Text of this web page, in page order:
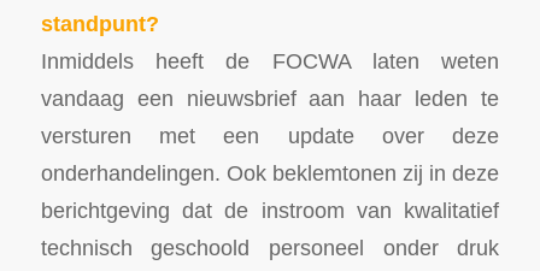
standpunt?
Inmiddels heeft de FOCWA laten weten
vandaag een nieuwsbrief aan haar leden te
versturen met een update over deze
onderhandelingen. Ook beklemtonen zij in deze
berichtgeving dat de instroom van kwalitatief
technisch geschoold personeel onder druk